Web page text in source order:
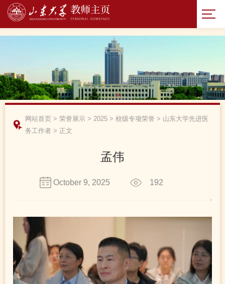
网站首页 > 荣誉展示 > 2025 > 校级专项荣誉 > 山东大学先进医
务工作者 > 正文
孟伟
October 9, 2025 192